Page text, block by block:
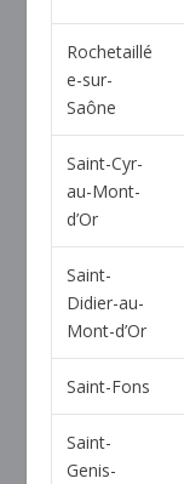
Rochetaillé
e-sur-
Saône
Saint-Cyr-
au-Mont-
d’Or
Saint-
Didier-au-
Mont-d’Or
Saint-Fons
Saint-
Genis-